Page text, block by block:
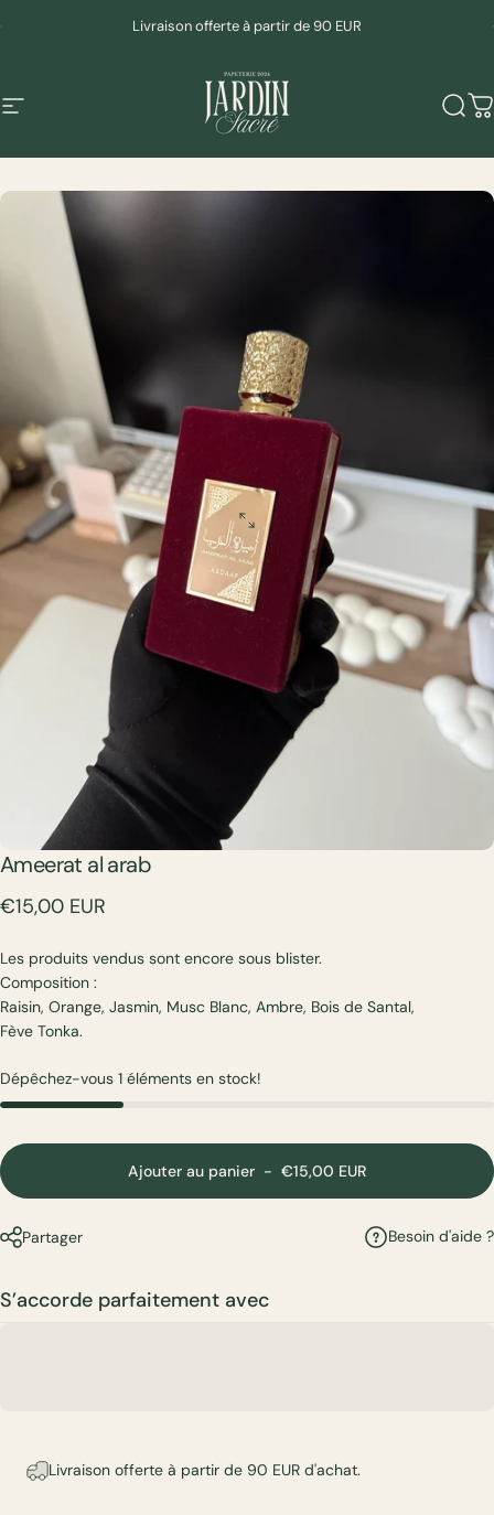
Livraison offerte à partir de 90 EUR
Navigation Mudeen
Ameerat alarab
€15,00 EUR
Les produits vendus sont encore sous blister.
Composition :
Raisin, Orange, Jasmin, Musc Blanc, Ambre, Bois de Santal,
Fève Tonka.
Dépêchez-vous 1 éléments en stock!
Ajouter au panier - €15,00 EUR
Partager Besoin d'aide ?
S’accorde parfaitement avec
Livraison offerte à partir de 90 EUR d'achat.